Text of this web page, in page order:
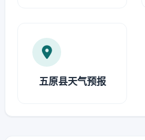
五原县天气预报